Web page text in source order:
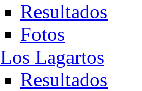
Resultados
Fotos
Los Lagartos
Resultados